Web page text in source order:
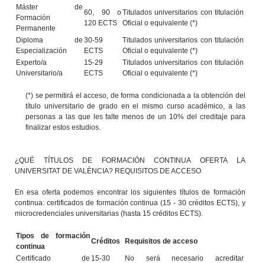
Máster de
Formación
Permanente
60, 90 o
120 ECTS
Titulados universitarios con titulación
Oficial o equivalente (*)
Diploma de
Especialización
30-59
ECTS
Titulados universitarios con titulación
Oficial o equivalente (*)
Experto/a
Universitario/a
15-29
ECTS
Titulados universitarios con titulación
Oficial o equivalente (*)
(*) se permitirá el acceso, de forma condicionada a la obtención del
título universitario de grado en el mismo curso académico, a las
personas a las que les falte menos de un 10% del creditaje para
finalizar estos estudios.
¿QUÉ TÍTULOS DE FORMACIÓN CONTINUA OFERTA LA
UNIVERSITAT DE VALÈNCIA? REQUISITOS DE ACCESO
En esa oferta podemos encontrar los siguientes títulos de formación
continua: certificados de formación continua (15 - 30 créditos ECTS), y
microcredenciales universitarias (hasta 15 créditos ECTS).
Tipos de formación
continua
Créditos Requisitos de acceso
Certificado de 15-30
No será necesario acreditar